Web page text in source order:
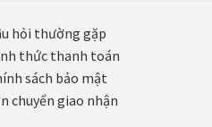
hỏi thường gặp
thức thanh toán
sách bảo mật
chuyển giao nhận